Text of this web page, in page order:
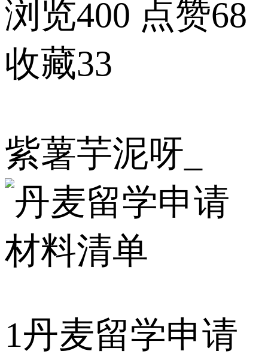
浏览400 点赞68
收藏33
紫薯芋泥呀_
1丹麦留学申请